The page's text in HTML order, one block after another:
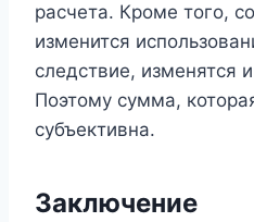
расчета. Кроме того,
изменится
следствие, изменятся
Поэтому сумма,
субъективна.
Заключение